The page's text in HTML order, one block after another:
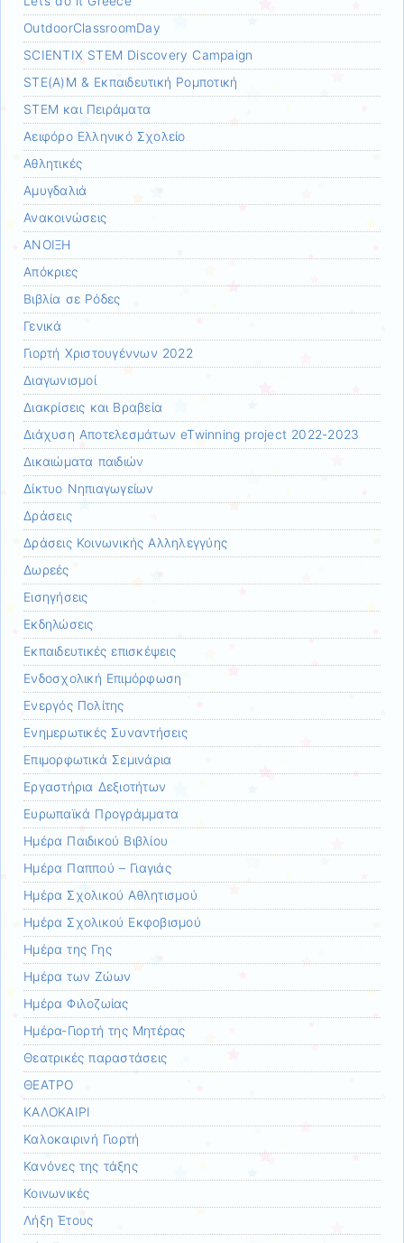
OutdoorClassroomDay
SCIENTIX STEM Discovery Campaign
STE(A)M & Εκπαιδευτική Ρομποτική
STEM και Πειράματα
Αειφόρο Ελληνικό Σχολείο
Αθλητικές
Αμυγδαλιά
Ανακοινώσεις
ΑΝΟΙΞΗ
Απόκριες
Βιβλία σε Ρόδες
Γενικά
Γιορτή Χριστουγέννων 2022
Διαγωνισμοί
Διακρίσεις και Βραβεία
Διάχυση Αποτελεσμάτων eTwinning project 2022-2023
Δικαιώματα παιδιών
Δίκτυο Νηπιαγωγείων
Δράσεις
Δράσεις Κοινωνικής Αλληλεγγύης
Δωρεές
Εισηγήσεις
Εκδηλώσεις
Εκπαιδευτικές επισκέψεις
Ενδοσχολική Επιμόρφωση
Ενεργός Πολίτης
Ενημερωτικές Συναντήσεις
Επιμορφωτικά Σεμινάρια
Εργαστήρια Δεξιοτήτων
Ευρωπαϊκά Προγράμματα
Ημέρα Παιδικού Βιβλίου
Ημέρα Παππού – Γιαγιάς
Ημέρα Σχολικού Αθλητισμού
Ημέρα Σχολικού Εκφοβισμού
Ημέρα της Γης
Ημέρα των Ζώων
Ημέρα Φιλοζωίας
Ημέρα-Γιορτή της Μητέρας
Θεατρικές παραστάσεις
ΘΕΑΤΡΟ
ΚΑΛΟΚΑΙΡΙ
Καλοκαιρινή Γιορτή
Κανόνες της τάξης
Κοινωνικές
Λήξη Έτους